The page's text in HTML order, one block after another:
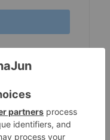
ist nicht
Website
-Adresse
Sie haben